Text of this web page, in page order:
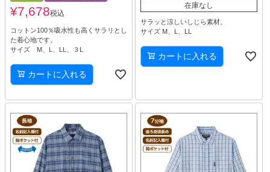
¥7,678税込
コットン100％吸水性も高くサラリとし
た着心地です。
サイズ M、L、LL、３L
カートに入れる
在庫なし
サラッと涼しいしじら素材。
サイズ M、L、LL
カートに入れる